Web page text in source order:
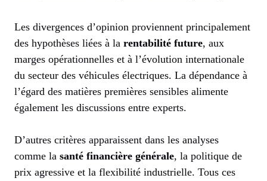
Les divergences d’opinion proviennent principalement
des hypothèses liées à la rentabilité future, aux
marges opérationnelles et à l’évolution internationale
du secteur des véhicules électriques. La dépendance à
l’égard des matières premières sensibles alimente
également les discussions entre experts.
D’autres critères apparaissent dans les analyses
comme la santé financière générale, la politique de
prix agressive et la flexibilité industrielle. Tous ces